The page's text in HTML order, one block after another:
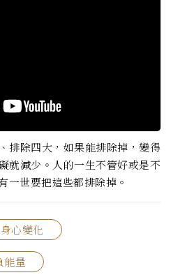
排除四大，如果能排除掉，變得
就減少。人的一生不管好或是不
一世要把這些都排除掉。
心變化
能量